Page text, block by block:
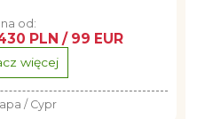
od:
PLN / 99 EUR
więcej
/ Cypr